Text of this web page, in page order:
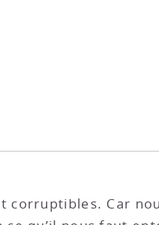
corruptibles. Car